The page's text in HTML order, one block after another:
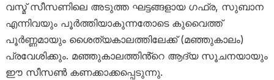
വസ്മ് സീസണിലെ അടുത്ത ഘട്ടങ്ങളായ ഗഫ്ര, സുബാന
എന്നിവയും പൂർത്തിയാകുന്നതോടെ കുവൈത്ത്
പൂർണ്ണമായും ശൈത്യകാലത്തിലേക്ക് (മഞ്ഞുകാലം)
പ്രവേശിക്കും. മഞ്ഞുകാലത്തിൻ്റെ ആദ്യ സൂചനയായും
ഈ സീസൺ കണക്കാക്കപ്പെടുന്നു.